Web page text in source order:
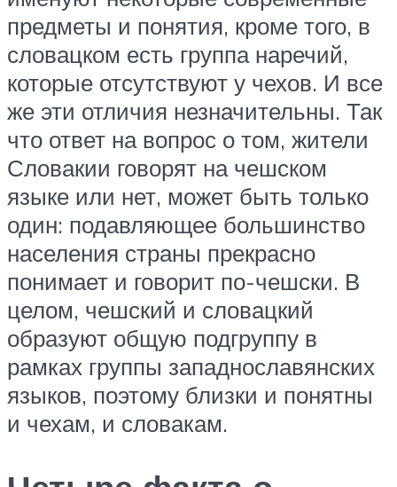
предметы и понятия, кроме того, в
словацком есть группа наречий,
которые отсутствуют у чехов. И все
же эти отличия незначительны. Так
что ответ на вопрос о том, жители
Словакии говорят на чешском
языке или нет, может быть только
один: подавляющее большинство
населения страны прекрасно
понимает и говорит по-чешски. В
целом, чешский и словацкий
образуют общую подгруппу в
рамках группы западнославянских
языков, поэтому близки и понятны
и чехам, и словакам.